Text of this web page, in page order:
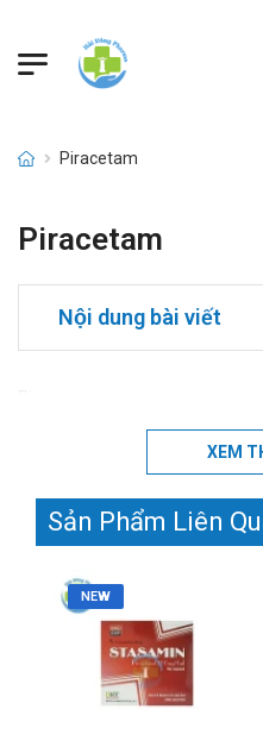
Piracetam
Piracetam
Nội dung bài viết
XEM
Sản Phẩm Liên
NEW